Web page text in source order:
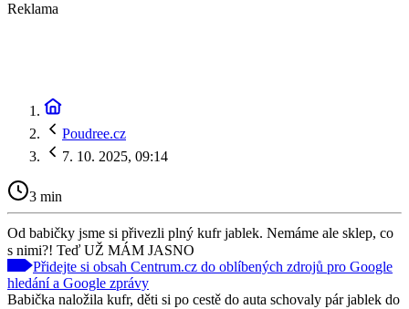
Reklama
Poudree.cz
7. 10. 2025, 09:14
3 min
Od babičky jsme si přivezli plný kufr jablek. Nemáme ale sklep, co
s nimi?! Teď UŽ MÁM JASNO
Přidejte si obsah Centrum.cz do oblíbených zdrojů pro Google
hledání a Google zprávy
Babička naložila kufr, děti si po cestě do auta schovaly pár jablek do